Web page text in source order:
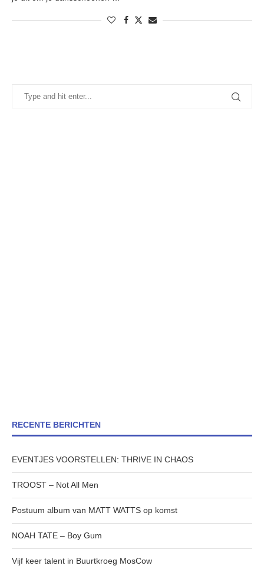
RECENTE BERICHTEN
EVENTJES VOORSTELLEN: THRIVE IN CHAOS
TROOST – Not All Men
Postuum album van MATT WATTS op komst
NOAH TATE – Boy Gum
Vijf keer talent in Buurtkroeg MosCow